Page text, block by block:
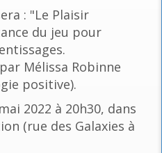
: "Le Plaisir
du jeu pour
Mélissa Robinne
positive).
2022 à 20h30, dans
(rue des Galaxies à